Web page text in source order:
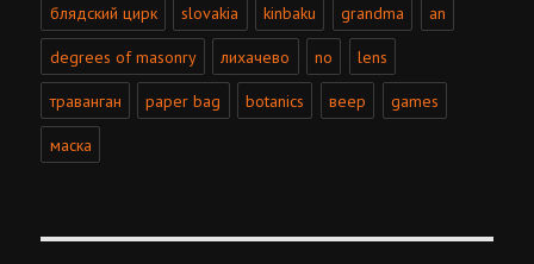
блядский цирк slovakia kinbaku grandma an
degrees of masonry лихачево no lens
траванган paper bag botanics веер games
маска